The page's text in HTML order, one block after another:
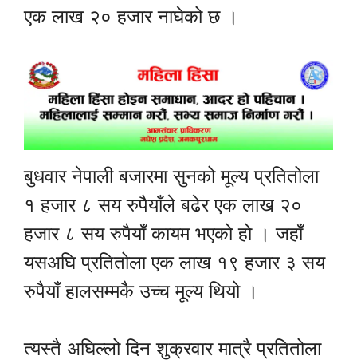
एक लाख २० हजार नाघेको छ ।
बुधवार नेपाली बजारमा सुनको मूल्य प्रतितोला
१ हजार ८ सय रुपैयाँले बढेर एक लाख २०
हजार ८ सय रुपैयाँ कायम भएको हो । जहाँ
यसअघि प्रतितोला एक लाख १९ हजार ३ सय
रुपैयाँ हालसम्मकै उच्च मूल्य थियो ।
त्यस्तै अघिल्लो दिन शुक्रवार मात्रै प्रतितोला